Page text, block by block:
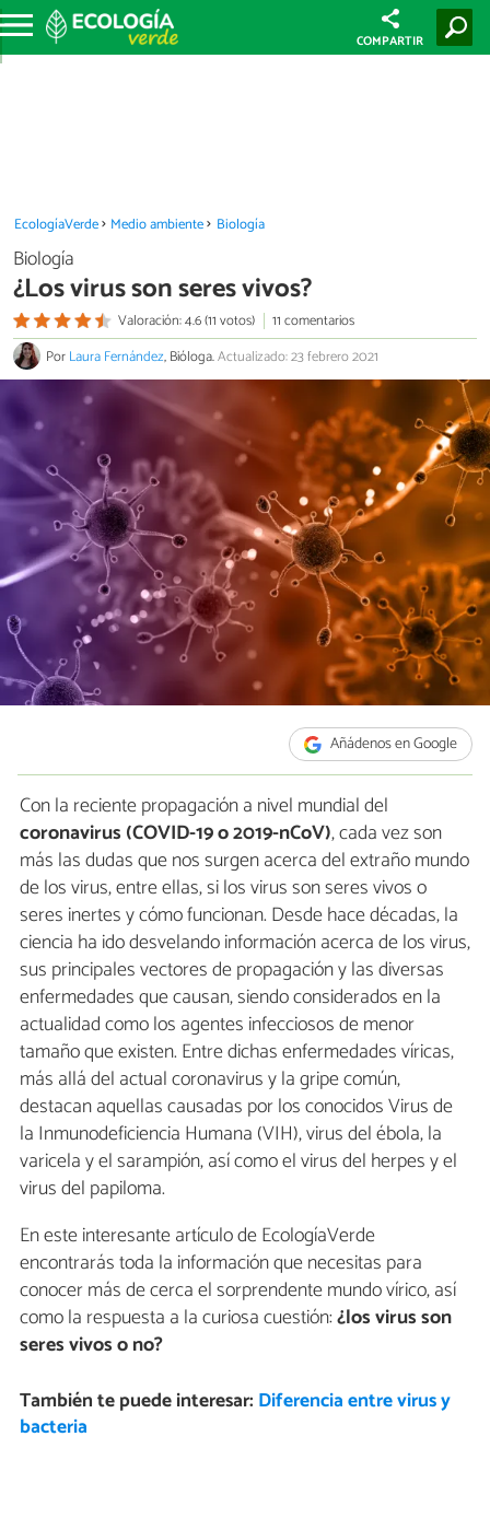
COMPARTIR
EcologíaVerde Medio ambiente Biología
Biología
¿Los virus son seres vivos?
Valoración: 4.6 (11 votos)
11 comentarios
PorLaura Fernández, Bióloga.Actualizado: 23 febrero 2021
Añádenos en Google
Con la reciente propagación a nivel mundial del
coronavirus (COVID-19 o 2019-nCoV), cada vez son
más las dudas que nos surgen acerca del extraño mundo
de los virus, entre ellas, si los virus son seres vivos o
seres inertes y cómo funcionan. Desde hace décadas, la
ciencia ha ido desvelando información acerca de los virus,
sus principales vectores de propagación y las diversas
enfermedades que causan, siendo considerados en la
actualidad como los agentes infecciosos de menor
tamaño que existen. Entre dichas enfermedades víricas,
más allá del actual coronavirus y la gripe común,
destacan aquellas causadas por los conocidos Virus de
la Inmunodeficiencia Humana (VIH), virus del ébola, la
varicela y el sarampión, así como el virus del herpes y el
virus del papiloma.
En este interesante artículo de EcologíaVerde
encontrarás toda la información que necesitas para
conocer más de cerca el sorprendente mundo vírico, así
como la respuesta a la curiosa cuestión:¿los virus son
seres vivos o no?
También te puede interesar: Diferencia entre virus y
bacteria